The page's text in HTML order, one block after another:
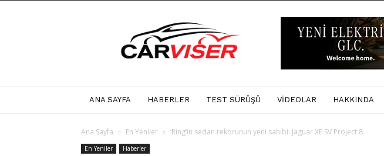
Carviser
ANA SAYFA HABERLER TEST SÜRÜŞÜ VIDEOLAR HAKKINDA
Ana Sayfa En Yeniler ‘Ring’in sedan rekorunun yeni sahibi: Jaguar XE SV Project 8
En Yeniler Haberler